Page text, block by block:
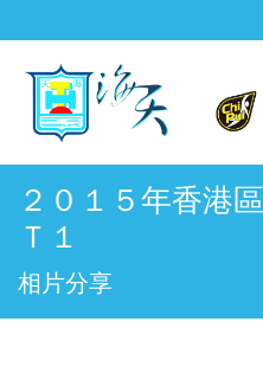
２０１５年香港
Ｔ１
相片分享